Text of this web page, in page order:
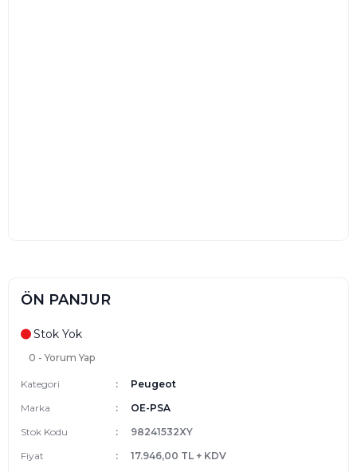
ÖN PANJUR
Stok Yok
0 - Yorum Yap
Kategori
Peugeot
Marka
OE-PSA
Stok Kodu
98241532XY
Fiyat
17.946,00 TL + KDV